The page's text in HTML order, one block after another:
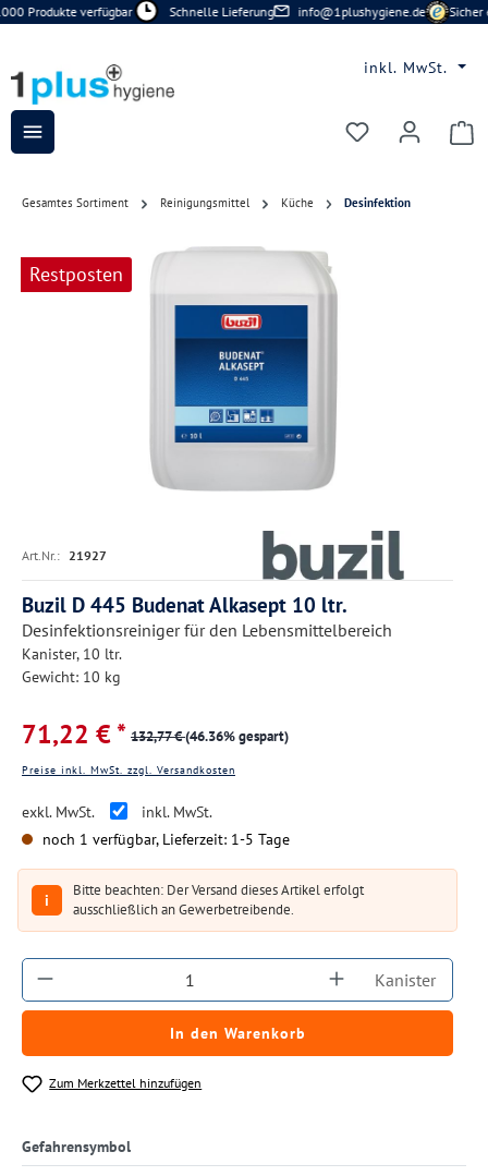
Zum Hauptinhalt springen
Produkte verfügbar Schnelle Lieferung info@1plushygiene.de Sicher
inkl. MwSt.
Du hast 0
Gesamtes Sortiment Reinigungsmittel Küche Desinfektion
Restposten
Bildergalerie überspringen
Art.Nr.: 21927
Buzil D 445 Budenat Alkasept 10 ltr.
Desinfektionsreiniger für den Lebensmittelbereich
Kanister, 10 ltr.
Gewicht: 10 kg
71,22 € * 132,77 €(46.36% gespart)
Preise inkl. MwSt. zzgl. Versandkosten
exkl. MwSt.
inkl. MwSt.
noch 1 verfügbar, Lieferzeit: 1-5 Tage
i
Bitte beachten: Der Versand dieses Artikel erfolgt
ausschließlich an Gewerbetreibende.
Produkt Anzahl: Gib den gewünschten
Kanister
In den Warenkorb
Zum Merkzettel hinzufügen
Gefahrensymbol